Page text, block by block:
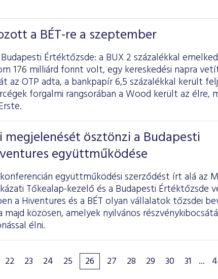
a BÉT-re a szeptember
Értéktőzsde: a BUX 2 százalékkal
176 milliárd forint volt, egy kereskedési napra
az OTP adta, a bankpapír 6,5 százalékkal került
forgalmi rangsorában a Wood került az élre,
ösztönzi a Budapesti
együttműködése
együttműködési szerződést írt alá az
Tőkealap-kezelő és a Budapesti Értéktőzsde
a Hiventures és a BÉT olyan vállalatok tőzsdei
közösen, amelyek nyilvános
élni.
22 23 24 25 26 27 28 29 30 31 ...